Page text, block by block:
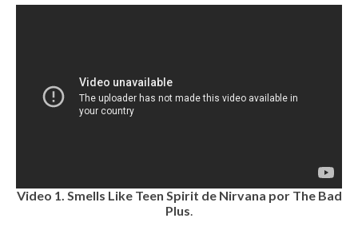
Video 1. Smells Like Teen Spirit de Nirvana por The Bad
Plus.